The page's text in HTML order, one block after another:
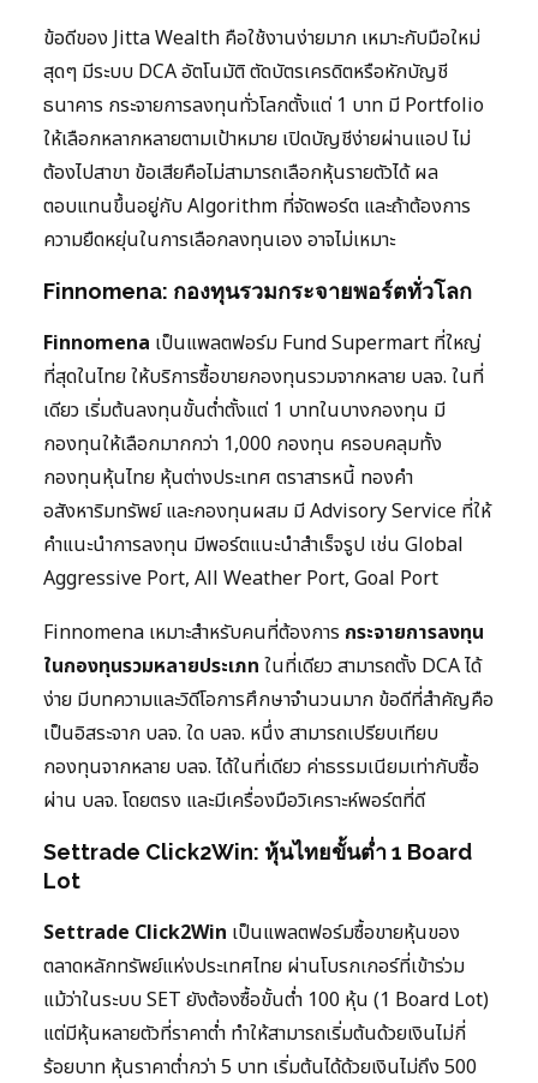
ข้อดีของ Jitta Wealth คือใช้งานง่ายมาก เหมาะกับมือใหม่
สุดๆ มีระบบ DCA อัตโนมัติ ตัดบัตรเครดิตหรือหักบัญชี
ธนาคาร กระจายการลงทุนทั่วโลกตั้งแต่ 1 บาท มี Portfolio
ให้เลือกหลากหลายตามเป้าหมาย เปิดบัญชีง่ายผ่านแอป ไม่
ต้องไปสาขา ข้อเสียคือไม่สามารถเลือกหุ้นรายตัวได้ ผล
ตอบแทนขึ้นอยู่กับ Algorithm ที่จัดพอร์ต และถ้าต้องการ
ความยืดหยุ่นในการเลือกลงทุนเอง อาจไม่เหมาะ
Finnomena: กองทุนรวมกระจายพอร์ตทั่วโลก
Finnomena เป็นแพลตฟอร์ม Fund Supermart ที่ใหญ่
ที่สุดในไทย ให้บริการซื้อขายกองทุนรวมจากหลาย บลจ. ในที่
เดียว เริ่มต้นลงทุนขั้นต่ำตั้งแต่ 1 บาทในบางกองทุน มี
กองทุนให้เลือกมากกว่า 1,000 กองทุน ครอบคลุมทั้ง
กองทุนหุ้นไทย หุ้นต่างประเทศ ตราสารหนี้ ทองคำ
อสังหาริมทรัพย์ และกองทุนผสม มี Advisory Service ที่ให้
คำแนะนำการลงทุน มีพอร์ตแนะนำสำเร็จรูป เช่น Global
Aggressive Port, All Weather Port, Goal Port
Finnomena เหมาะสำหรับคนที่ต้องการ กระจายการลงทุน
ในกองทุนรวมหลายประเภท ในที่เดียว สามารถตั้ง DCA ได้
ง่าย มีบทความและวิดีโอการศึกษาจำนวนมาก ข้อดีที่สำคัญคือ
เป็นอิสระจาก บลจ. ใด บลจ. หนึ่ง สามารถเปรียบเทียบ
กองทุนจากหลาย บลจ. ได้ในที่เดียว ค่าธรรมเนียมเท่ากับซื้อ
ผ่าน บลจ. โดยตรง และมีเครื่องมือวิเคราะห์พอร์ตที่ดี
Settrade Click2Win: หุ้นไทยขั้นต่ำ 1 Board
Lot
Settrade Click2Win เป็นแพลตฟอร์มซื้อขายหุ้นของ
ตลาดหลักทรัพย์แห่งประเทศไทย ผ่านโบรกเกอร์ที่เข้าร่วม
แม้ว่าในระบบ SET ยังต้องซื้อขั้นต่ำ 100 หุ้น (1 Board Lot)
แต่มีหุ้นหลายตัวที่ราคาต่ำ ทำให้สามารถเริ่มต้นด้วยเงินไม่กี่
ร้อยบาท หุ้นราคาต่ำกว่า 5 บาท เริ่มต้นได้ด้วยเงินไม่ถึง 500